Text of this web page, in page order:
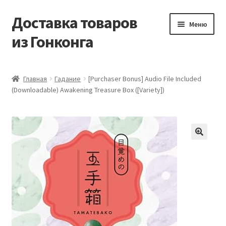
Перейти
к
навигации
Перейти
к
содержимому
Доставка товаров
из Гонконга
Меню
Контакты
Корзина
Мой аккаунт
Новости
Оптовый склад
Главная Гадание
[Purchaser Bonus] Audio File Included
(Downloadable) Awakening Treasure Box ([Variety])